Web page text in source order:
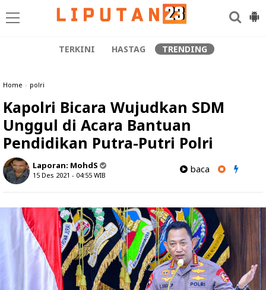
TERKINI HASTAG TRENDING
Home » polri
Kapolri Bicara Wujudkan SDM
Unggul di Acara Bantuan
Pendidikan Putra-Putri Polri
Laporan: MohdS
15 Des 2021 - 04:55 WIB
baca